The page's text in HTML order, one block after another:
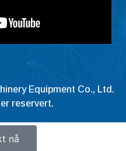
Equipment Co., Ltd.
reservert.
nåNederlands
Македонски јазик
Latviešu valoda